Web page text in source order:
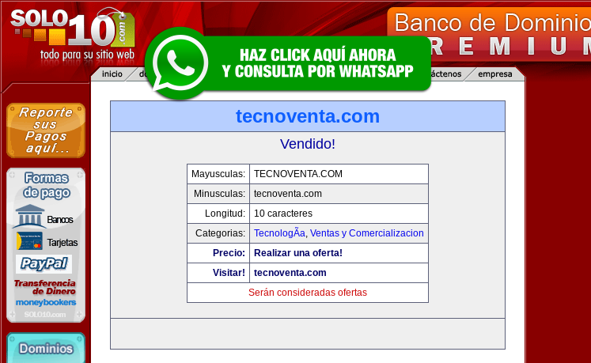
tecnoventa.com
Vendido!
Mayusculas:
TECNOVENTA.COM
Minusculas:
tecnoventa.com
Longitud:
10 caracteres
Categorias:
TecnologÃ­a, Ventas y Comercializacion
Precio:
Realizar una oferta!
Visitar!
tecnoventa.com
Serán consideradas ofertas